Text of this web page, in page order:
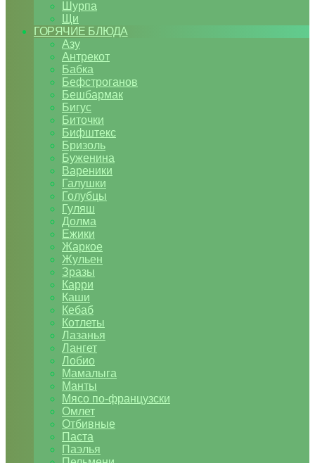
Шурпа
Щи
ГОРЯЧИЕ БЛЮДА
Азу
Антрекот
Бабка
Бефстроганов
Бешбармак
Бигус
Биточки
Бифштекс
Бризоль
Буженина
Вареники
Галушки
Голубцы
Гуляш
Долма
Ежики
Жаркое
Жульен
Зразы
Карри
Каши
Кебаб
Котлеты
Лазанья
Лангет
Лобио
Мамалыга
Манты
Мясо по-французски
Омлет
Отбивные
Паста
Паэлья